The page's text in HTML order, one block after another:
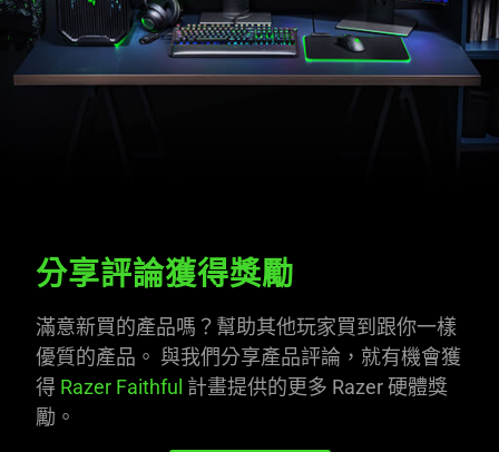
分享評論獲得獎勵
滿意新買的產品嗎？幫助其他玩家買到跟你一樣
優質的產品。 與我們分享產品評論，就有機會獲
得 Razer Faithful 計畫提供的更多 Razer 硬體獎
勵。